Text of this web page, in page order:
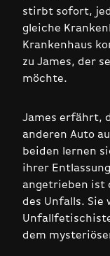
stirbt sofort,
gleiche
Krankenhaus
zu James, der
möchte.
James erfährt,
anderen Auto
beiden lernen
ihrer
angetrieben ist
des Unfalls. Sie
dem